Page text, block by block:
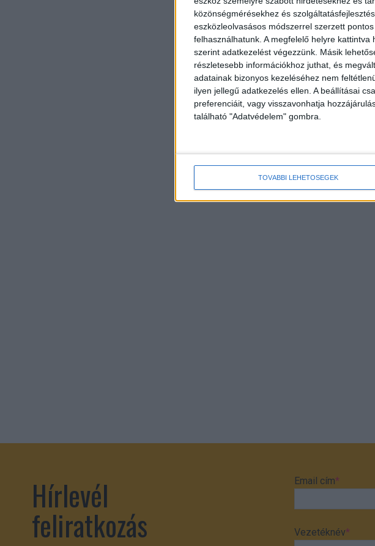
közönségmérésekhez és
eszközleolvasásos módszerrel szerzett
felhasználhatunk. A megfelelő helyre
szerint adatkezelést végezzünk. Másik
részletesebb információkhoz juthat, és
adatainak bizonyos kezeléséhez nem
ilyen jellegű adatkezelés ellen. A beállításai
preferenciáit, vagy visszavonhatja
található "Adatvédelem" gombra.
TOVÁBBI LEHETŐSÉGEK
Hírlevél
feliratkozás
Email cím*
Vezetéknév*